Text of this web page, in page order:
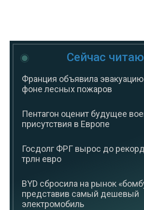
Сейчас
Франция объявила эвакуацию
фоне лесных пожаров
Пентагон оценит будущее
присутствия в Европе
Госдолг ФРГ вырос до
трлн евро
BYD сбросила на рынок
представив самый дешевый
электромобиль